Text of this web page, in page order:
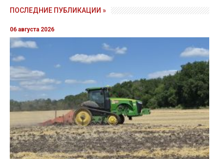
ПОСЛЕДНИЕ ПУБЛИКАЦИИ »
06 августа 2026